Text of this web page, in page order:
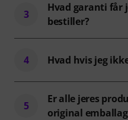
3
Hvad garanti får
bestiller?
4 Hvad hvis jeg
5
Er alle jeres
original